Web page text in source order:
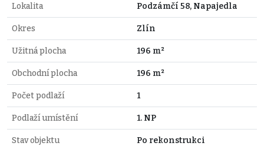
Lokalita Podzámčí 58, Napajedla
Okres Zlín
Užitná plocha 196 m²
Obchodní plocha 196 m²
Počet podlaží 1
Podlaží umístění 1. NP
Stav objektu Po rekonstrukci